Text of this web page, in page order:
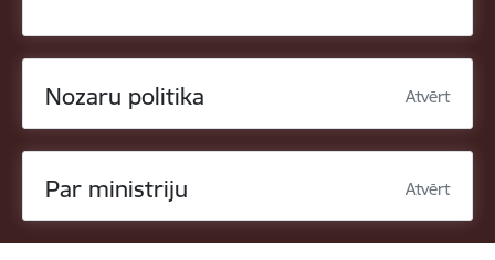
Nozaru politika Atvērt
Par ministriju Atvērt